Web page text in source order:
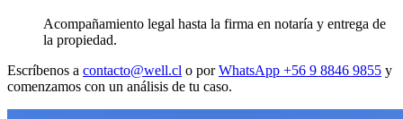
Acompañamiento legal hasta la firma en notaría y entrega de
la propiedad.
Escríbenos a contacto@well.cl o porWhatsApp +56 9 8846 9855 y
comenzamos con un análisis de tu caso.